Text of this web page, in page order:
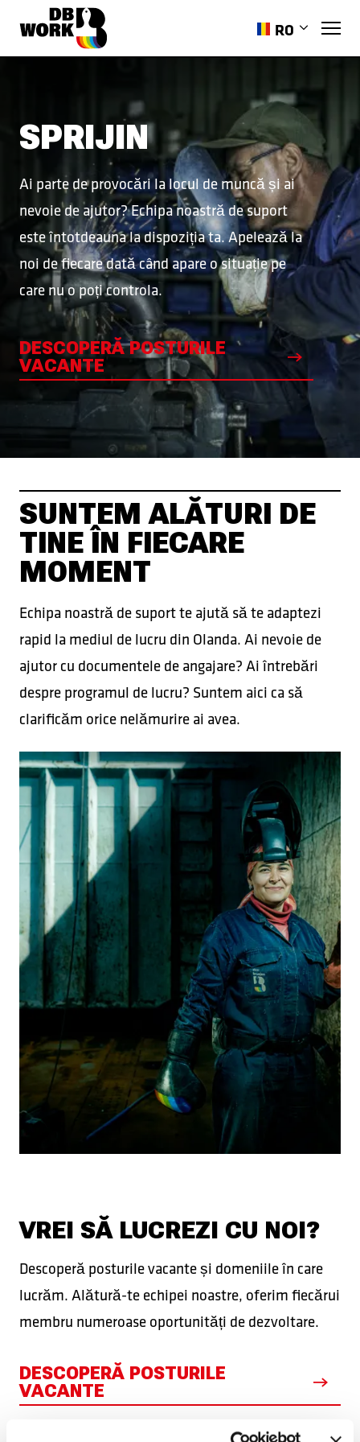
RO
EN
PL
HR
ES
PT-PT
UK
SPRIJIN
Ai parte de provocări la locul de muncă și ai
nevoie de ajutor? Echipa noastră de suport
este întotdeauna la dispoziția ta. Apelează la
noi de fiecare dată când apare o situație pe
care nu o poți controla.
DESCOPERĂ POSTURILE
VACANTE
SUNTEM ALĂTURI DE
TINE ÎN FIECARE
MOMENT
Echipa noastră de suport te ajută să te adaptezi
rapid la mediul de lucru din Olanda. Ai nevoie de
ajutor cu documentele de angajare? Ai întrebări
despre programul de lucru? Suntem aici ca să
clarificăm orice nelămurire ai avea.
VREI SĂ LUCREZI CU NOI?
Descoperă posturile vacante și domeniile în care
lucrăm. Alătură-te echipei noastre, oferim fiecărui
membru numeroase oportunități de dezvoltare.
DESCOPERĂ POSTURILE
VACANTE